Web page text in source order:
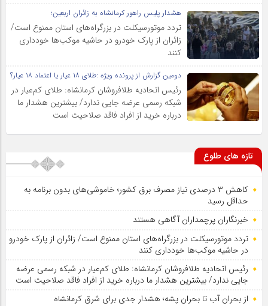
هشدار پلیس راهور کرمانشاه به زائران اربعین؛
تردد موتورسیکلت در بزرگراه‌های استان ممنوع است/
زائران از پارک خودرو در حاشیه موکب‌ها خودداری
کنند
دومین گزارش از پرونده ویژه :طلای ۱۸ عیار یا اعتماد ۱۸ عیار؟
رئیس اتحادیه طلافروشان کرمانشاه: طلای کم‌عیار در
شبکه رسمی عرضه جایی ندارد/ بیشترین هشدار ما
درباره خرید از افراد فاقد صلاحیت است
تازه های طلوع
کاهش ۳ درصدی نیاز مصرف برق کشور؛ خاموشی‌های بدون برنامه به
حداقل رسید
خبرنگاران پرچمداران آگاهی هستند
تردد موتورسیکلت در بزرگراه‌های استان ممنوع است/ زائران از پارک خودرو
در حاشیه موکب‌ها خودداری کنند
رئیس اتحادیه طلافروشان کرمانشاه: طلای کم‌عیار در شبکه رسمی عرضه
جایی ندارد/ بیشترین هشدار ما درباره خرید از افراد فاقد صلاحیت است
از بحران آب تا بحران پشه؛ هشدار جدی برای شرق کرمانشاه